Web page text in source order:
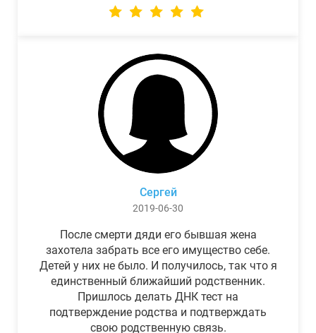
Сергей
2019-06-30
После смерти дяди его бывшая жена
захотела забрать все его имущество себе.
Детей у них не было. И получилось, так что я
единственный ближайший родственник.
Пришлось делать ДНК тест на
подтверждение родства и подтверждать
свою родственную связь.